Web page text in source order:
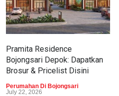
Pramita Residence
Bojongsari Depok: Dapatkan
Brosur & Pricelist Disini
Perumahan Di Bojongsari
July 22, 2026